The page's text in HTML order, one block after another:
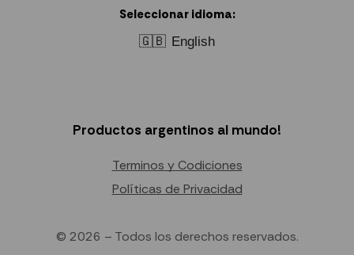
Seleccionar idioma:
🇬🇧 English
Productos argentinos al mundo!
Terminos y Codiciones
Políticas de Privacidad
© 2026 – Todos los derechos reservados.